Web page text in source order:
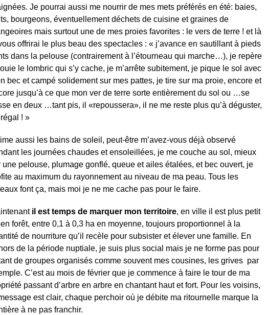
Je pourrai aussi me nourrir de mes mets préférés en été: baies,
bourgeons, éventuellement déchets de cuisine et graines de
mais surtout une de mes proies favorites : le vers de terre ! et là
offrirai le plus beau des spectacles : « j’avance en sautillant à pieds
dans la pelouse (contrairement à l’étourneau qui marche…), je repère
le lombric qui s’y cache, je m’arrête subitement, je pique le sol avec
bec et campé solidement sur mes pattes, je tire sur ma proie, encore et
jusqu’à ce que mon ver de terre sorte entièrement du sol ou …se
en deux …tant pis, il «repoussera», il ne me reste plus qu’à déguster,
! »
aussi les bains de soleil, peut-être m’avez-vous déjà observé
les journées chaudes et ensoleillées, je me couche au sol, mieux
une pelouse, plumage gonflé, queue et ailes étalées, et bec ouvert, je
au maximum du rayonnement au niveau de ma peau. Tous les
font ça, mais moi je ne me cache pas pour le faire.
il est temps de marquer mon territoire, en ville il est plus petit
forêt, entre 0,1 à 0,3 ha en moyenne, toujours proportionnel à la
de nourriture qu’il recèle pour subsister et élever une famille. En
de la période nuptiale, je suis plus social mais je ne forme pas pour
de groupes organisés comme souvent mes cousines, les grives par
C’est au mois de février que je commence à faire le tour de ma
passant d’arbre en arbre en chantant haut et fort. Pour les voisins,
est clair, chaque perchoir où je débite ma ritournelle marque la
à ne pas franchir.